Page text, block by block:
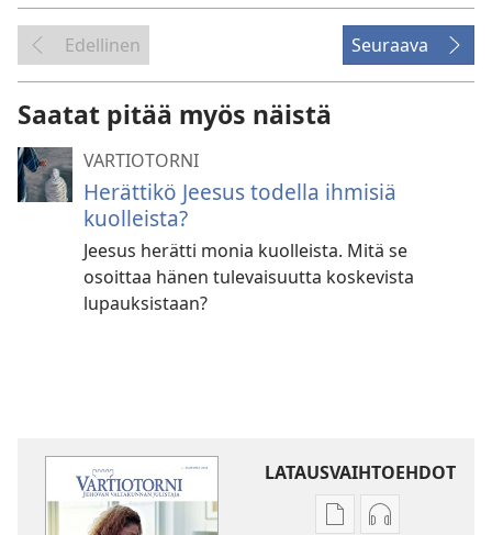
Edellinen Seuraava
Saatat pitää myös näistä
VARTIOTORNI
Herättikö Jeesus todella ihmisiä
kuolleista?
Jeesus herätti monia kuolleista. Mitä se
osoittaa hänen tulevaisuutta koskevista
lupauksistaan?
LATAUSVAIHTOEHDOT
JulkaisujenÄänitteiden